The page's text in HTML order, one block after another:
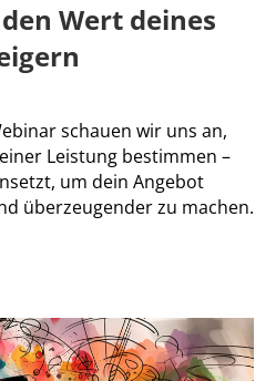
Wert deines
schauen wir uns an,
Leistung bestimmen –
um dein Angebot
überzeugender zu machen.